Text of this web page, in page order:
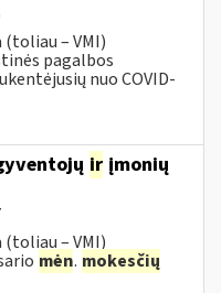
(toliau – VMI)
pagalbos
nuo COVID-
ir įmonių
(toliau – VMI)
mėn. mokesčių